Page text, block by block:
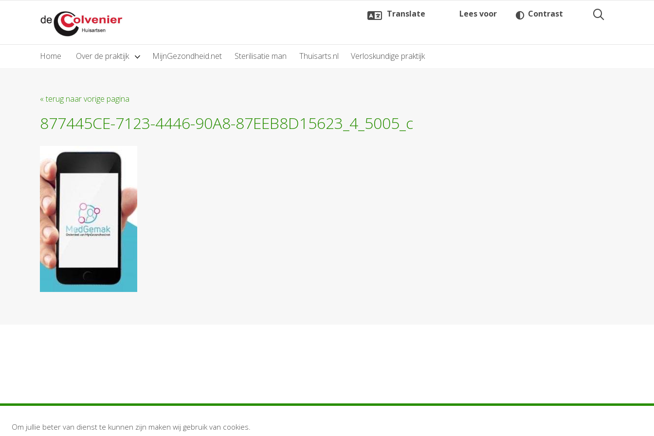
Translate Lees voor Contrast
Home Over de praktijk MijnGezondheid.net Sterilisatie man Thuisarts.nl Verloskundige praktijk
« terug naar vorige pagina
877445CE-7123-4446-90A8-87EEB8D15623_4_5005_c
Om jullie beter van dienst te kunnen zijn maken wij gebruik van cookies.